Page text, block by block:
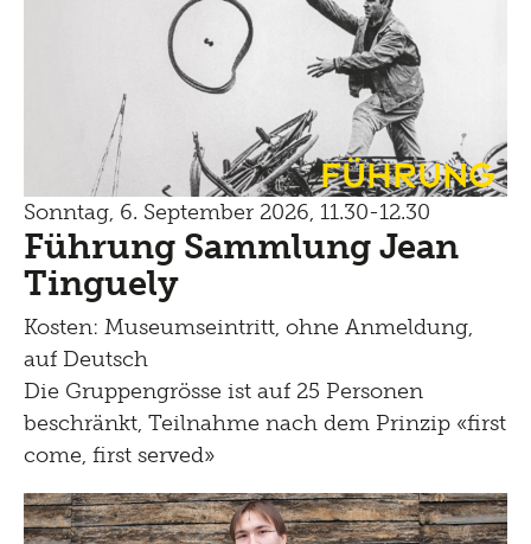
Führung
Sonntag, 6. September 2026, 11.30-12.30
Führung Sammlung Jean
Tinguely
Kosten: Museumseintritt, ohne Anmeldung,
auf Deutsch
Die Gruppengrösse ist auf 25 Personen
beschränkt, Teilnahme nach dem Prinzip «first
come, first served»